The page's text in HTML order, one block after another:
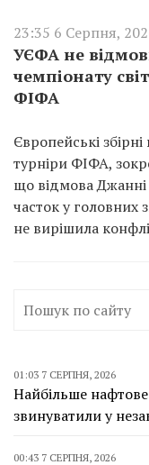
23:35 6 Серпня,
УЄФА не
чемпіонату
ФІФА
Європейські
турніри ФІФА,
що відмова
часток у головних
не вирішила
01:03 7 СЕРПНЯ, 2026
Найбільше
звинуватили у
00:43 7 СЕРПНЯ, 2026